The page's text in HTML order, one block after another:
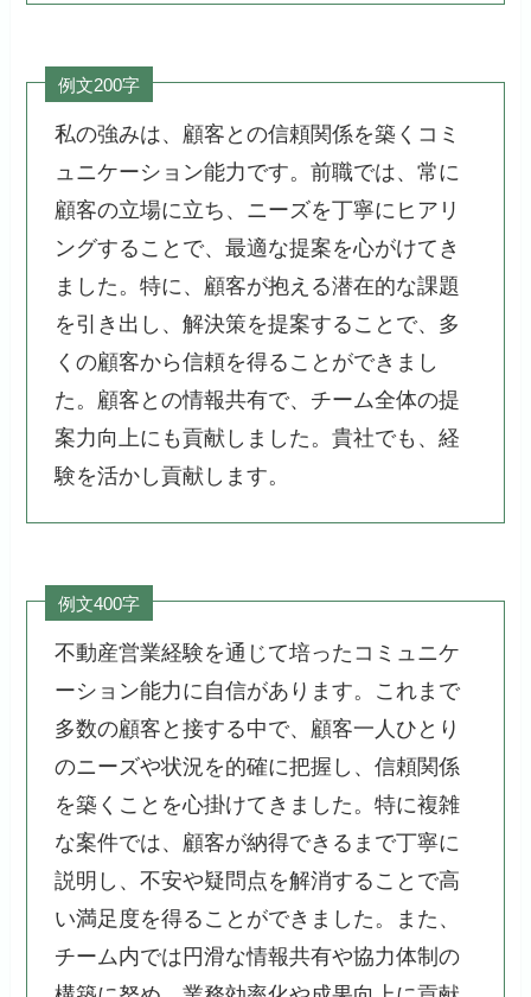
例文200字
私の強みは、顧客との信頼関係を築くコミ
ュニケーション能力です。前職では、常に
顧客の立場に立ち、ニーズを丁寧にヒアリ
ングすることで、最適な提案を心がけてき
ました。特に、顧客が抱える潜在的な課題
を引き出し、解決策を提案することで、多
くの顧客から信頼を得ることができまし
た。顧客との情報共有で、チーム全体の提
案力向上にも貢献しました。貴社でも、経
験を活かし貢献します。
例文400字
不動産営業経験を通じて培ったコミュニケ
ーション能力に自信があります。これまで
多数の顧客と接する中で、顧客一人ひとり
のニーズや状況を的確に把握し、信頼関係
を築くことを心掛けてきました。特に複雑
な案件では、顧客が納得できるまで丁寧に
説明し、不安や疑問点を解消することで高
い満足度を得ることができました。また、
チーム内では円滑な情報共有や協力体制の